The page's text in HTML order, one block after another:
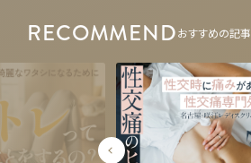
RECOMMENDおすすめの記事